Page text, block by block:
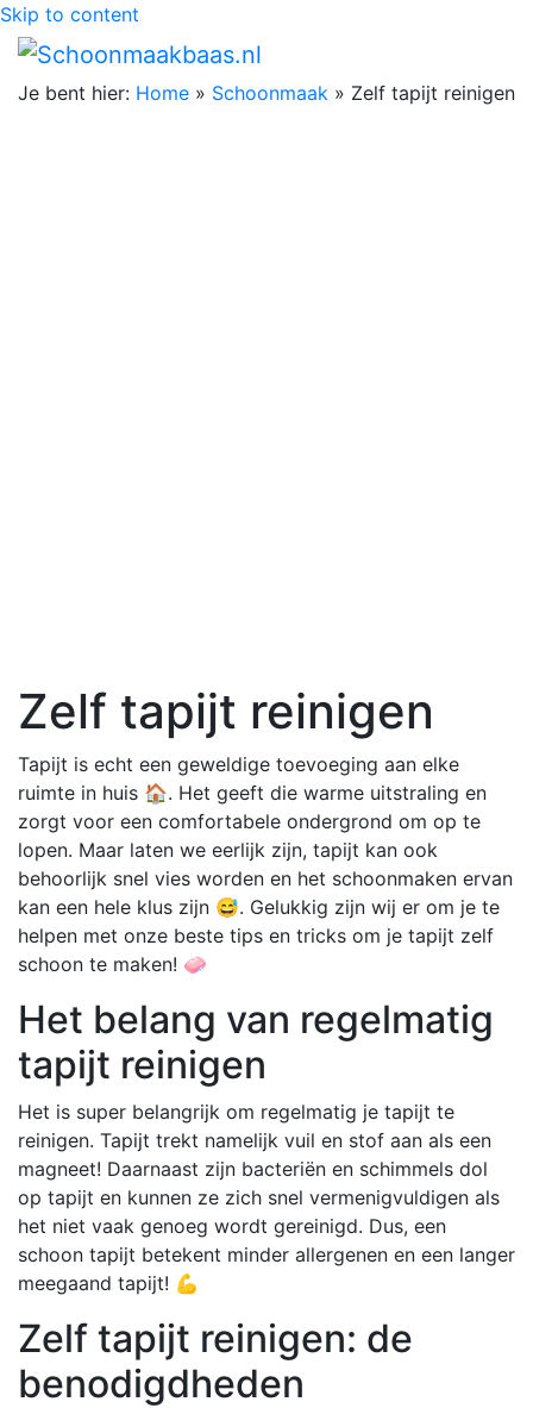
Skip to content
Je bent hier: Home » Schoonmaak » Zelf tapijt reinigen
Zelf tapijt reinigen
Tapijt is echt een geweldige toevoeging aan elke
ruimte in huis 🏠. Het geeft die warme uitstraling en
zorgt voor een comfortabele ondergrond om op te
lopen. Maar laten we eerlijk zijn, tapijt kan ook
behoorlijk snel vies worden en het schoonmaken ervan
kan een hele klus zijn 😅. Gelukkig zijn wij er om je te
helpen met onze beste tips en tricks om je tapijt zelf
schoon te maken! 🧼
Het belang van regelmatig
tapijt reinigen
Het is super belangrijk om regelmatig je tapijt te
reinigen. Tapijt trekt namelijk vuil en stof aan als een
magneet! Daarnaast zijn bacteriën en schimmels dol
op tapijt en kunnen ze zich snel vermenigvuldigen als
het niet vaak genoeg wordt gereinigd. Dus, een
schoon tapijt betekent minder allergenen en een langer
meegaand tapijt! 💪
Zelf tapijt reinigen: de
benodigdheden